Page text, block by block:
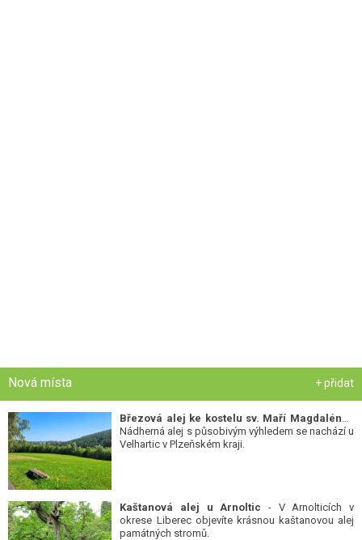
Nová místa + přidat
Nádherná alej s působivým výhledem se nachází u
Velhartic v Plzeňském kraji.
Kaštanová alej u Arnoltic - V Arnolticích v
okrese Liberec objevíte krásnou kaštanovou alej
památných stromů.